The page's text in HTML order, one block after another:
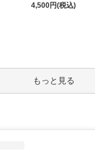
4,500円(税込)
もっと見る